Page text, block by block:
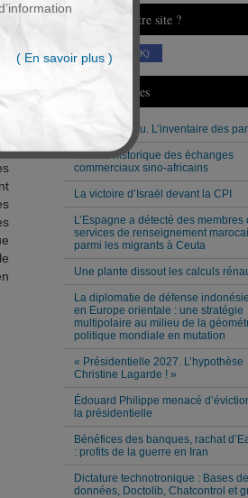
Vous aimez notre site ?
(230 K)
Derniers Articles
Xavier Moreau. L’inventaire des
Record historique des échanges
commerciaux sino-africains
La victoire d’Israël devant la CPI
L’Espagne a détecté des membres
services de renseignement
parmi les migrants à Ceuta
Une plante dissout les calculs
La diplomatie de défense
en Europe orientale : une stratégie
multipolaire au milieu de la
politique mondiale en mutation
« Présidentielle 2027. L’hypothèse
Christine Lagarde ! »
Édouard Philippe menacé
la présidentielle
Bénéfices des banques, rachat
: profits de la guerre en Iran
Dictature technotronique : Bases de
données, Doctolib, Chatcontrol et
( En savoir plus )